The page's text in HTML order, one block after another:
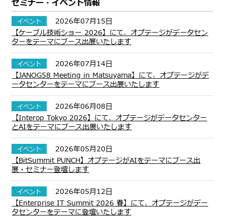
セミナー・イベント情報
イベント
2026年07月15日
【ケーブル技術ショー 2026】にて、オプテージがデータセン
ターをテーマにブース出展いたします
イベント
2026年07月14日
【JANOG58 Meeting in Matsuyama】にて、オプテージがデ
ータセンターをテーマにブース出展いたします
イベント
2026年06月08日
【Interop Tokyo 2026】にて、オプテージがデータセンター
とAIをテーマにブース出展いたします
イベント
2026年05月20日
【BitSummit PUNCH】オプテージがAIをテーマにブース出
展・セミナー登壇します
イベント
2026年05月12日
【Enterprise IT Summit 2026 春】にて、オプテージがデー
タセンターをテーマに登壇いたします